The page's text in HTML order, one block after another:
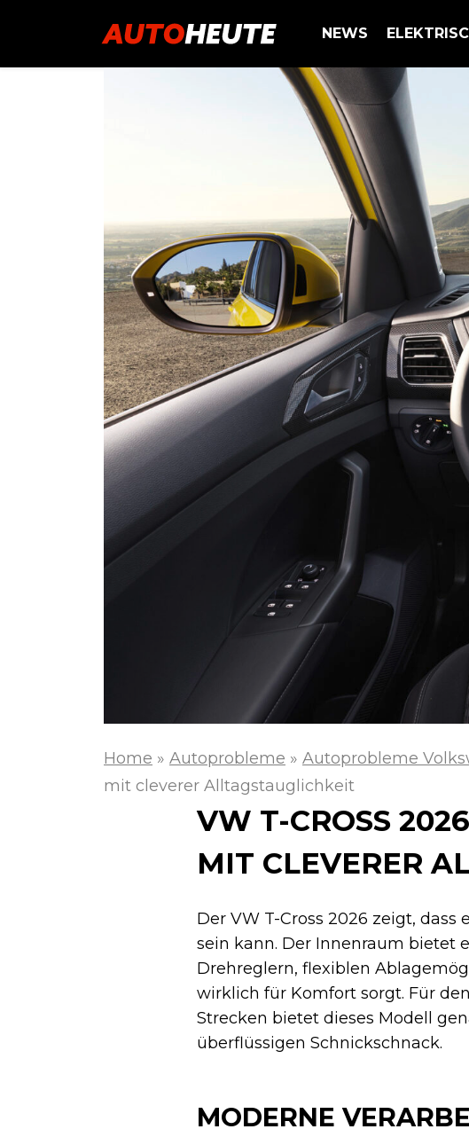
NEWS
Home » Autoprobleme » Autoprobleme
mit cleverer Alltagstauglichkeit
VW T-CROSS
MIT CLEVERER
Der VW T-Cross 2026 zeigt,
sein kann. Der Innenraum bietet
Drehreglern, flexiblen
wirklich für Komfort sorgt. Für
Strecken bietet dieses Modell
überflüssigen Schnickschnack.
MODERNE